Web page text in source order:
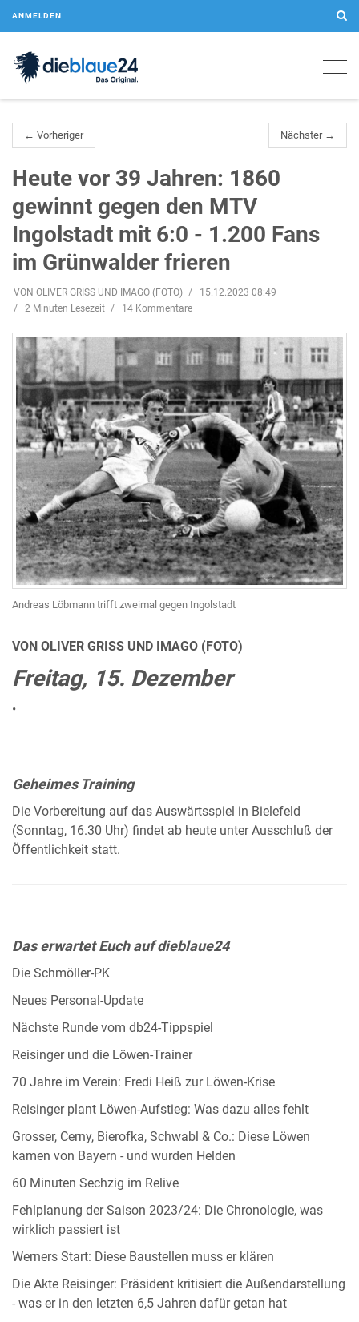
ANMELDEN
← Vorheriger Nächster →
Heute vor 39 Jahren: 1860
gewinnt gegen den MTV
Ingolstadt mit 6:0 - 1.200 Fans
im Grünwalder frieren
VON OLIVER GRISS UND IMAGO (FOTO)
15.12.2023 08:49
2 Minuten Lesezeit
14 Kommentare
Andreas Löbmann trifft zweimal gegen Ingolstadt
VON OLIVER GRISS UND IMAGO (FOTO)
Freitag, 15. Dezember
•
Geheimes Training
Die Vorbereitung auf das Auswärtsspiel in Bielefeld
(Sonntag, 16.30 Uhr) findet ab heute unter Ausschluß der
Öffentlichkeit statt.
Das erwartet Euch auf dieblaue24
Die Schmöller-PK
Neues Personal-Update
Nächste Runde vom db24-Tippspiel
Reisinger und die Löwen-Trainer
70 Jahre im Verein: Fredi Heiß zur Löwen-Krise
Reisinger plant Löwen-Aufstieg: Was dazu alles fehlt
Grosser, Cerny, Bierofka, Schwabl & Co.: Diese Löwen
kamen von Bayern - und wurden Helden
60 Minuten Sechzig im Relive
Fehlplanung der Saison 2023/24: Die Chronologie, was
wirklich passiert ist
Werners Start: Diese Baustellen muss er klären
Die Akte Reisinger: Präsident kritisiert die Außendarstellung
- was er in den letzten 6,5 Jahren dafür getan hat